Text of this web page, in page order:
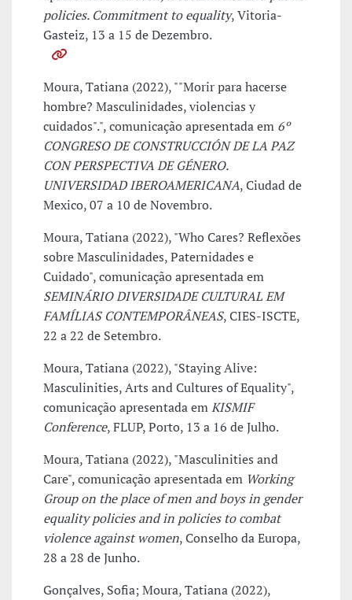
policies. Commitment to equality, Vitoria-
Gasteiz, 13 a 15 de Dezembro.
Moura, Tatiana (2022), ""Morir para hacerse
hombre? Masculinidades, violencias y
cuidados".", comunicação apresentada em 6º
CONGRESO DE CONSTRUCCIÓN DE LA PAZ
CON PERSPECTIVA DE GÉNERO.
UNIVERSIDAD IBEROAMERICANA, Ciudad de
Mexico, 07 a 10 de Novembro.
Moura, Tatiana (2022), "Who Cares? Reflexões
sobre Masculinidades, Paternidades e
Cuidado", comunicação apresentada em
SEMINÁRIO DIVERSIDADE CULTURAL EM
FAMÍLIAS CONTEMPORÂNEAS, CIES-ISCTE,
22 a 22 de Setembro.
Moura, Tatiana (2022), "Staying Alive:
Masculinities, Arts and Cultures of Equality",
comunicação apresentada emKISMIF
Conference, FLUP, Porto, 13 a 16 de Julho.
Moura, Tatiana (2022), "Masculinities and
Care", comunicação apresentada em Working
Group on the place of men and boys in gender
equality policies and in policies to combat
violence against women, Conselho da Europa,
28 a 28 de Junho.
Gonçalves, Sofia; Moura, Tatiana (2022),